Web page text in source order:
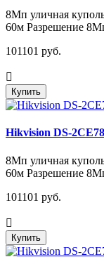
8Мп уличная
60м Разрешение
101101 руб.
Купить
Hikvision DS-
8Мп уличная
60м Разрешение
101101 руб.
Купить